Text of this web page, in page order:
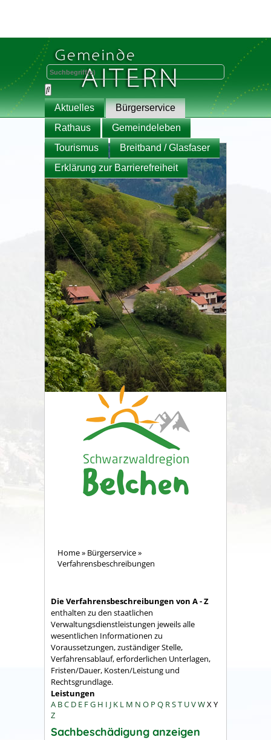
Aktuelles
Bürgerservice
Rathaus
Gemeindeleben
Tourismus
Breitband / Glasfaser
Erklärung zur Barrierefreiheit
Home» Bürgerservice»
Verfahrensbeschreibungen
Die Verfahrensbeschreibungen von A - Z
enthalten zu den staatlichen
Verwaltungsdienstleistungen jeweils alle
wesentlichen Informationen zu
Voraussetzungen, zuständiger Stelle,
Verfahrensablauf, erforderlichen Unterlagen,
Fristen/Dauer, Kosten/Leistung und
Rechtsgrundlage.
Leistungen
A BC D E FG H I J K L M N O P Q RST UVWX Y
Z
Sachbeschädigung anzeigen